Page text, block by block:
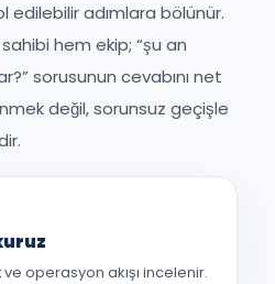
edilebilir adımlara bölünür.
hem ekip; “şu an
sorusunun cevabını net
değil, sorunsuz geçişle
operasyon akışı incelenir.